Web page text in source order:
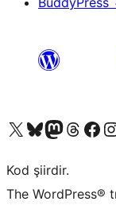
X (eski Twitter) hesabımıza bakın
Bluesky hesabımızı ziyaret edinMastodon hesabımızı ziyaret edinThreads hesabımızı ziyaret edin
Facebook sayfamızı
Kod şiirdir.
The WordPress®